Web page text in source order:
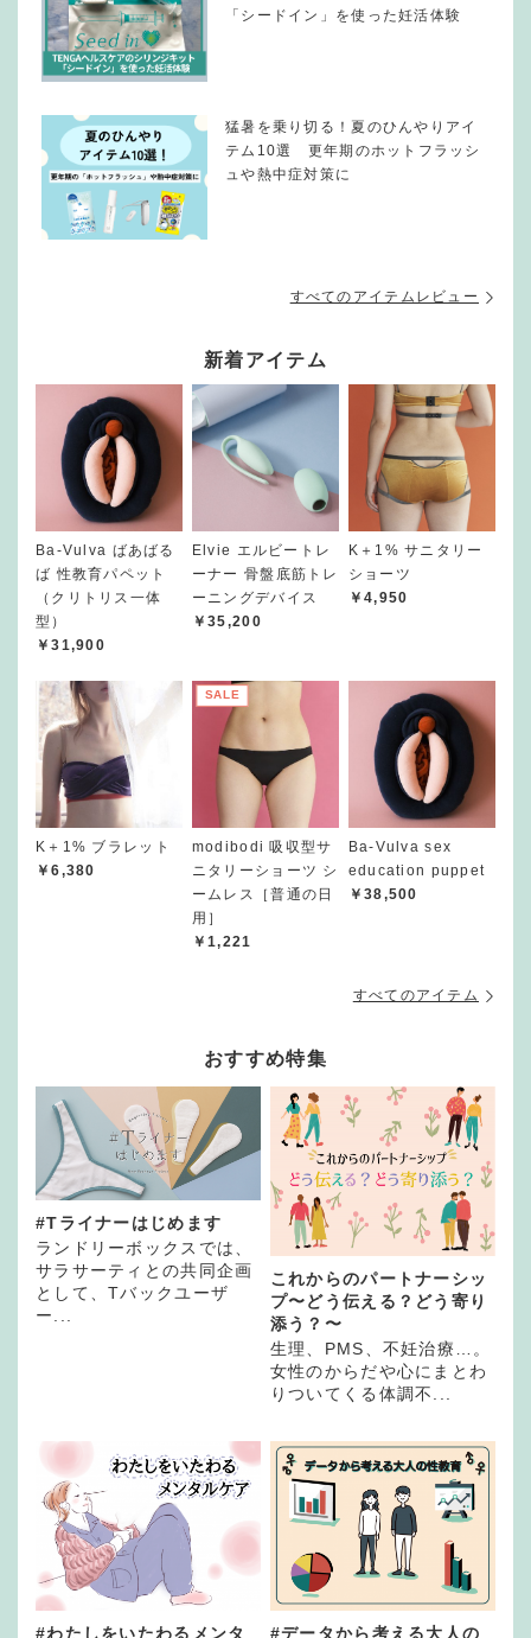
「シードイン」を使った妊活体験
猛暑を乗り切る！夏のひんやりアイ
テム10選 更年期のホットフラッシ
ュや熱中症対策に
すべてのアイテムレビュー
新着アイテム
Ba-Vulva ばあばる
ば 性教育パペット
（クリトリス一体
型）
￥31,900
Elvie エルビートレ
ーナー 骨盤底筋トレ
ーニングデバイス
￥35,200
K＋1% サニタリー
ショーツ
￥4,950
K＋1% ブラレット
￥6,380
SALE
modibodi 吸収型サ
ニタリーショーツ シ
ームレス［普通の日
用］
￥1,221
Ba-Vulva sex
education puppet
￥38,500
すべてのアイテム
おすすめ特集
#Tライナーはじめます
ランドリーボックスでは、
サラサーティとの共同企画
として、Tバックユーザ
ー...
これからのパートナーシッ
プ〜どう伝える？どう寄り
添う？〜
生理、PMS、不妊治療…。
女性のからだや心にまとわ
りついてくる体調不...
#わたしをいたわるメンタ
#データから考える大人の